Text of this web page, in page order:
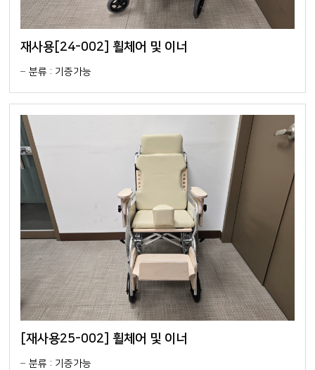
재사용[24-002] 휠체어 및 이너
분류 : 기증가능
[재사용25-002] 휠체어 및 이너
분류 : 기증가능